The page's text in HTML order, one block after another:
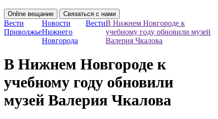
Online вещание Связаться с нами
Вести
Приволжье
Новости
Нижнего
Новгорода
ВестиВ Нижнем Новгороде к
учебному году обновили музей
Валерия Чкалова
В Нижнем Новгороде к
учебному году обновили
музей Валерия Чкалова